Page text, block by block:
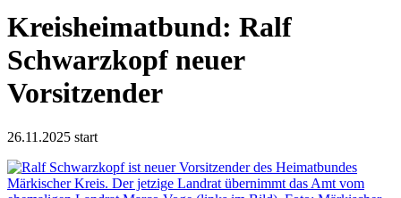
Kreisheimatbund: Ralf
Schwarzkopf neuer
Vorsitzender
26.11.2025 start